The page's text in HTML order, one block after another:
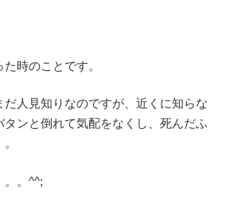
時のことです。
だ人見知りなのですが、近くに知らな
タンと倒れて気配をなくし、死んだふ
。。^^;